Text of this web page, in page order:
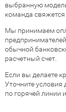
выбранную
команда свяжется
Мы принимаем
обычной
расчетный счет.
Если вы делаете
Уточните условия
по горячей линии